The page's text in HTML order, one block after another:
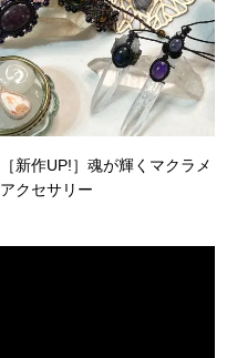
［新作UP!］魂が輝くマクラメ
アクセサリー